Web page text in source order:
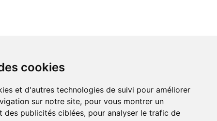
cookies
et d'autres technologies de suivi pour améliorer
sur notre site, pour vous montrer un
des publicités ciblées, pour analyser le trafic de